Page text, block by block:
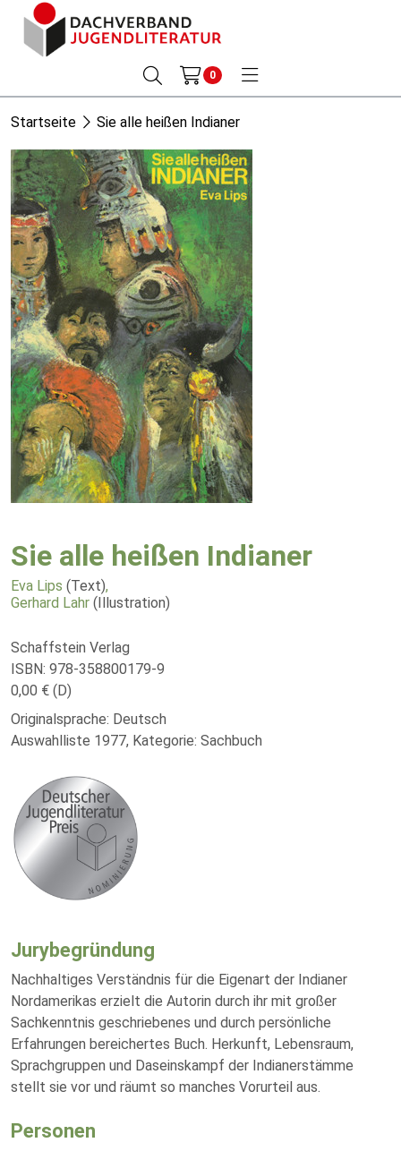
0
Startseite Sie alle heißen Indianer
Sie alle heißen Indianer
Eva Lips (Text),
Gerhard Lahr (Illustration)
Schaffstein Verlag
ISBN: 978-358800179-9
0,00 € (D)
Originalsprache: Deutsch
Auswahlliste 1977, Kategorie: Sachbuch
Jurybegründung
Nachhaltiges Verständnis für die Eigenart der Indianer
Nordamerikas erzielt die Autorin durch ihr mit großer
Sachkenntnis geschriebenes und durch persönliche
Erfahrungen bereichertes Buch. Herkunft, Lebensraum,
Sprachgruppen und Daseinskampf der Indianerstämme
stellt sie vor und räumt so manches Vorurteil aus.
Personen